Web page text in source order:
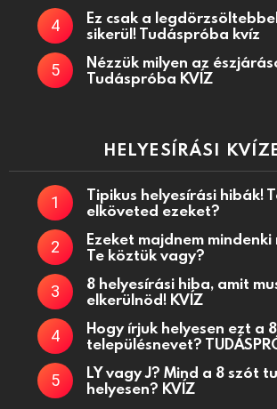
Ez csak a
sikerül! Tudáspróba kvíz
Nézzük milyen az
Tudáspróba KVÍZ
HELYESÍRÁSI
Tipikus helyesírási hibák!
elköveted ezeket?
Ezeket majdnem
Te köztük vagy?
8 helyesírási hiba, amit
elkerülnöd! KVÍZ
Hogy írjuk helyesen ezt a
településnevet?
LY vagy J? Mind a 8 szót
helyesen? KVÍZ